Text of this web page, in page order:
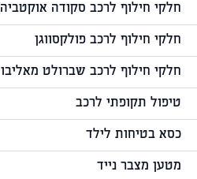
חלקי חילוף לרכב סקודה אוקטביה
חלקי חילוף לרכב פולקסווגן
חלקי חילוף לרכב שברולט מאליבו
טיפול תקופתי לרכב
כסא בטיחות לילד
מטען מצבר נייד